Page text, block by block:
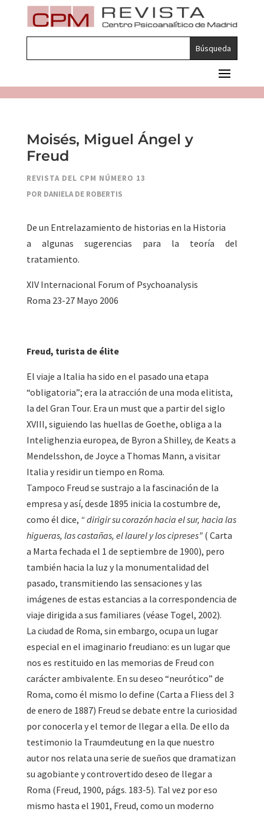
Moisés, Miguel Ángel y
Freud
REVISTA DEL CPM NÚMERO 13
POR DANIELA DE ROBERTIS
De un Entrelazamiento de historias en la Historia
a algunas sugerencias para la teoría del
tratamiento.
XIV Internacional Forum of Psychoanalysis
Roma 23-27 Mayo 2006
Freud, turista de élite
El viaje a Italia ha sido en el pasado una etapa
“obligatoria”; era la atracción de una moda elitista,
la del Gran Tour. Era un must que a partir del siglo
XVIII, siguiendo las huellas de Goethe, obliga a la
Intelighenzia europea, de Byron a Shilley, de Keats a
Mendelsshon, de Joyce a Thomas Mann, a visitar
Italia y residir un tiempo en Roma.
Tampoco Freud se sustrajo a la fascinación de la
empresa y así, desde 1895 inicia la costumbre de,
como él dice, “ dirigir su corazón hacia el sur, hacia las
higueras, las castañas, el laurel y los cipreses” ( Carta
a Marta fechada el 1 de septiembre de 1900), pero
también hacia la luz y la monumentalidad del
pasado, transmitiendo las sensaciones y las
imágenes de estas estancias a la correspondencia de
viaje dirigida a sus familiares (véase Togel, 2002).
La ciudad de Roma, sin embargo, ocupa un lugar
especial en el imaginario freudiano: es un lugar que
nos es restituido en las memorias de Freud con
carácter ambivalente. En su deseo “neurótico” de
Roma, como él mismo lo define (Carta a Fliess del 3
de enero de 1887) Freud se debate entre la curiosidad
por conocerla y el temor de llegar a ella. De ello da
testimonio la Traumdeutung en la que nuestro
autor nos relata una serie de sueños que dramatizan
su agobiante y controvertido deseo de llegar a
Roma (Freud, 1900, págs. 183-5). Tal vez por eso
mismo hasta el 1901, Freud, como un moderno